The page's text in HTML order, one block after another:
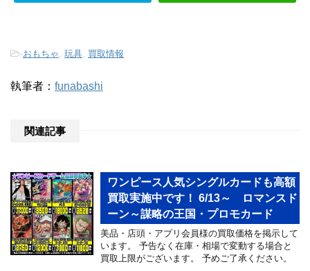
-おもちゃ 玩具 買取情報
執筆者： funabashi
関連記事
ワンピース人気シングルカードも高額
買取実施中です！ 6/13～ ロマンスド
ーン～謀略の王国・プロモカード
美品・店頭・アプリ会員様の買取価格を掲示して
います。 予告なく在庫・相場で変動する場合と
買取上限がございます。 予めご了承ください。